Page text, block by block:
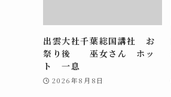
出雲大社千葉総国講社 お
祭り後 巫女さん ホッ
ト 一息
2026年8月8日